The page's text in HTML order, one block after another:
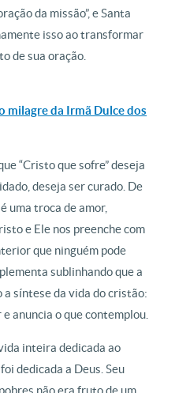
da missão”, e Santa
isso ao transformar
de sua oração.
milagre da Irmã Dulce dos
“Cristo que sofre” deseja
deseja ser curado. De
uma troca de amor,
e Ele nos preenche com
que ninguém pode
sublinhando que a
a síntese da vida do cristão:
anuncia o que contemplou.
inteira dedicada ao
dedicada a Deus. Seu